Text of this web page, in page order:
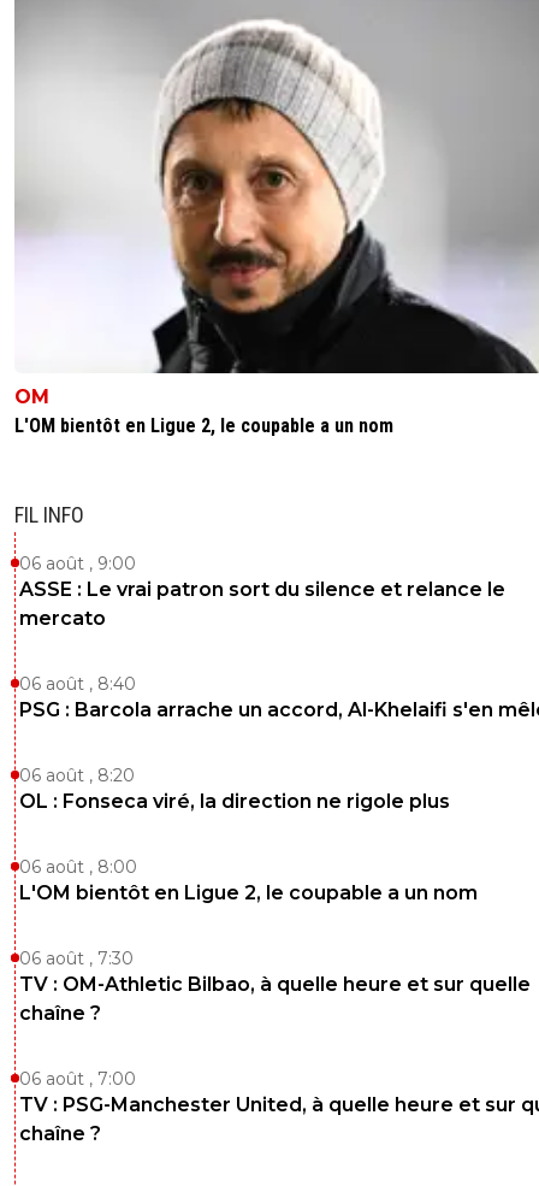
OM
L'OM bientôt en Ligue 2, le coupable a un nom
FIL INFO
06 août , 9:00
ASSE : Le vrai patron sort du silence et relance le
mercato
06 août , 8:40
PSG : Barcola arrache un accord, Al-Khelaifi s'en
06 août , 8:20
OL : Fonseca viré, la direction ne rigole plus
06 août , 8:00
L'OM bientôt en Ligue 2, le coupable a un nom
06 août , 7:30
TV : OM-Athletic Bilbao, à quelle heure et sur quelle
chaîne ?
06 août , 7:00
TV : PSG-Manchester United, à quelle heure et sur
chaîne ?